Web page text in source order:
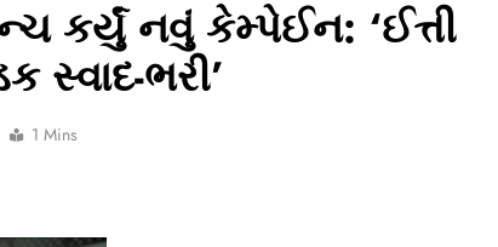
કર્યું નવું કેમ્પેઈન: ‘ઈત્તી
સ્વાદ-ભરી’
1 Mins